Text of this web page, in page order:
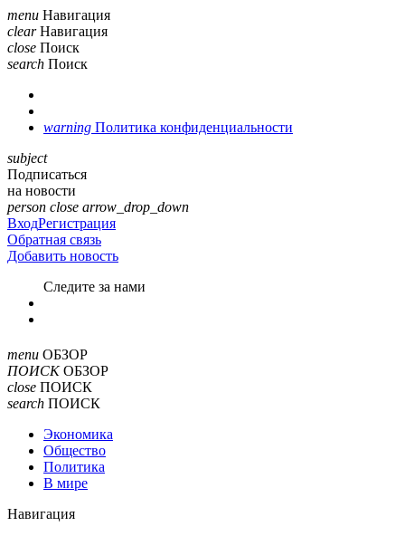
menu Навигация
clear Навигация
close Поиск
search Поиск
warning Политика конфиденциальности
subject
Подписаться
на новости
person close arrow_drop_down
ВходРегистрация
Обратная связь
Добавить новость
Cледите за нами
menu ОБЗОР
ПОИСК ОБЗОР
close ПОИСК
search ПОИСК
Экономика
Общество
Политика
В мире
Навигация